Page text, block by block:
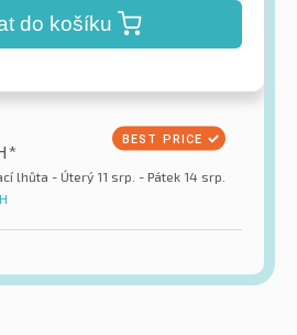
do košíku
lhůta - Úterý 11 srp. - Pátek 14 srp.